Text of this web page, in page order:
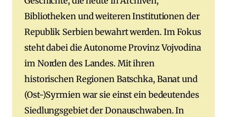
Bibliotheken und weiteren Institutionen der
Republik Serbien bewahrt werden. Im Fokus
steht dabei die Autonome Provinz Vojvodina
im Norden des Landes. Mit ihren
historischen Regionen Batschka, Banat und
(Ost-)Syrmien war sie einst ein bedeutendes
Siedlungsgebiet der Donauschwaben. In